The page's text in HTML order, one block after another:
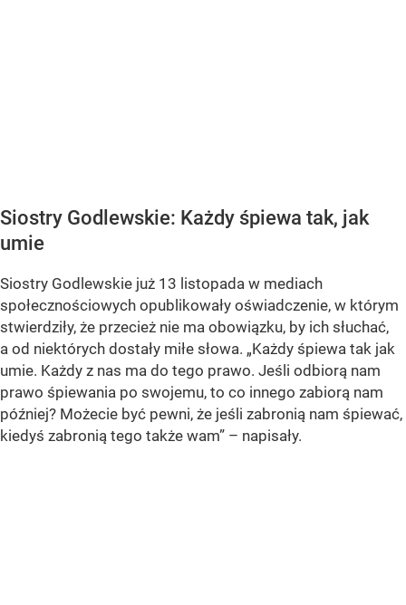
Siostry Godlewskie: Każdy śpiewa tak, jak
umie
Siostry Godlewskie już 13 listopada w mediach
społecznościowych opublikowały oświadczenie, w którym
stwierdziły, że przecież nie ma obowiązku, by ich słuchać,
a od niektórych dostały miłe słowa. „Każdy śpiewa tak jak
umie. Każdy z nas ma do tego prawo. Jeśli odbiorą nam
prawo śpiewania po swojemu, to co innego zabiorą nam
później? Możecie być pewni, że jeśli zabronią nam śpiewać,
kiedyś zabronią tego także wam” – napisały.